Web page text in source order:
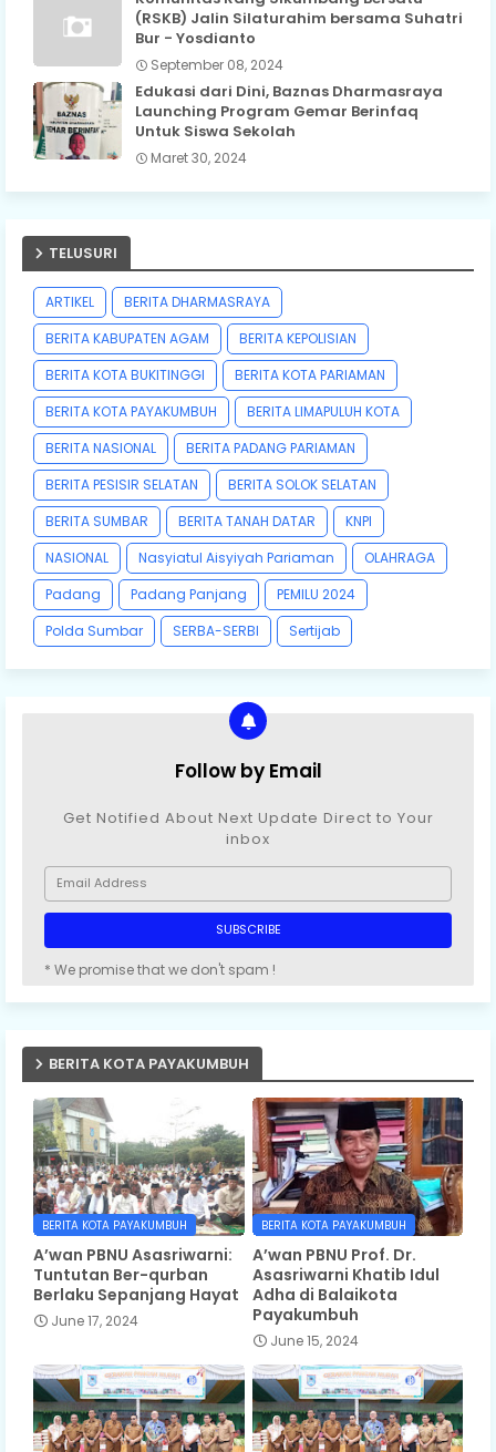
(RSKB) Jalin Silaturahim bersama Suhatri
Bur - Yosdianto
September 08, 2024
Edukasi dari Dini, Baznas Dharmasraya
Launching Program Gemar Berinfaq
Untuk Siswa Sekolah
Maret 30, 2024
TELUSURI
ARTIKEL
BERITA DHARMASRAYA
BERITA KABUPATEN AGAM
BERITA KEPOLISIAN
BERITA KOTA BUKITINGGI
BERITA KOTA PARIAMAN
BERITA KOTA PAYAKUMBUH
BERITA LIMAPULUH KOTA
BERITA NASIONAL
BERITA PADANG PARIAMAN
BERITA PESISIR SELATAN
BERITA SOLOK SELATAN
BERITA SUMBAR
BERITA TANAH DATAR
KNPI
NASIONAL
Nasyiatul Aisyiyah Pariaman
OLAHRAGA
Padang
Padang Panjang
PEMILU 2024
Polda Sumbar
SERBA-SERBI Sertijab
Follow by Email
Get Notified About Next Update Direct to Your
inbox
* We promise that we don't spam !
BERITA KOTA PAYAKUMBUH
BERITA KOTA PAYAKUMBUH
A’wan PBNU Asasriwarni:
Tuntutan Ber-qurban
Berlaku Sepanjang Hayat
June 17, 2024
BERITA KOTA PAYAKUMBUH
A’wan PBNU Prof. Dr.
Asasriwarni Khatib Idul
Adha di Balaikota
Payakumbuh
June 15, 2024